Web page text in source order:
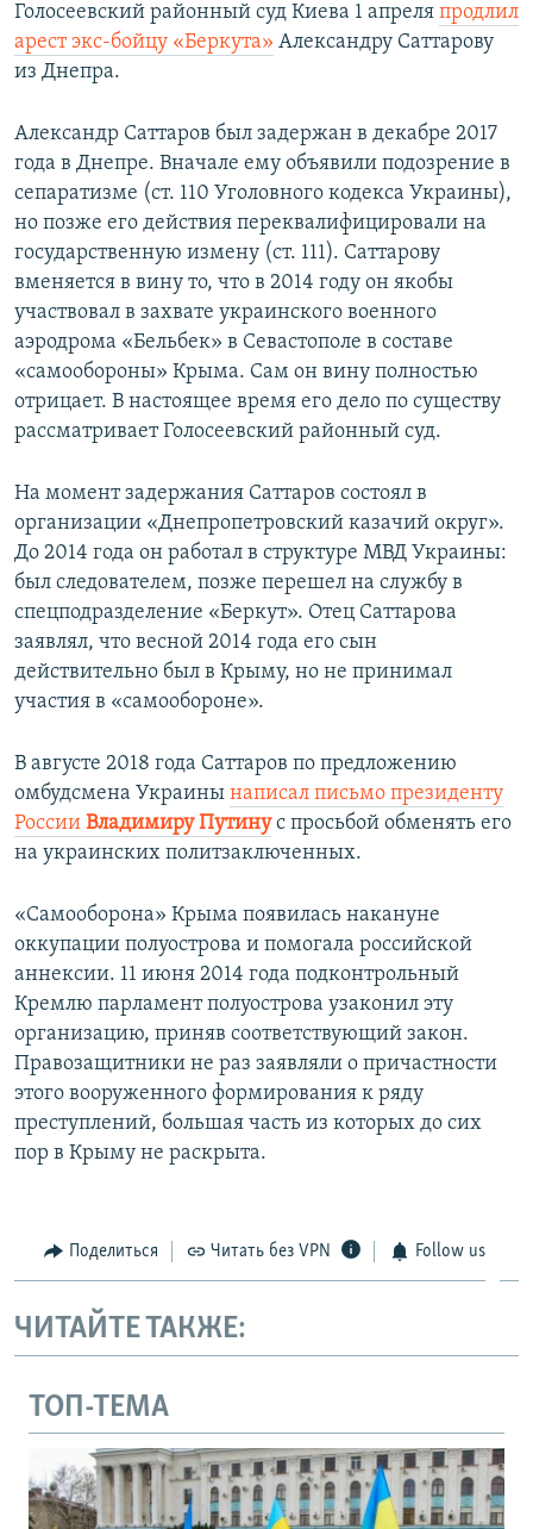
Голосеевский районный суд Киева 1 апреля продлил
арест экс-бойцу «Беркута» Александру Саттарову
из Днепра.
Александр Саттаров был задержан в декабре 2017
года в Днепре. Вначале ему объявили подозрение в
сепаратизме (ст. 110 Уголовного кодекса Украины),
но позже его действия переквалифицировали на
государственную измену (ст. 111). Саттарову
вменяется в вину то, что в 2014 году он якобы
участвовал в захвате украинского военного
аэродрома «Бельбек» в Севастополе в составе
«самообороны» Крыма. Сам он вину полностью
отрицает. В настоящее время его дело по существу
рассматривает Голосеевский районный суд.
На момент задержания Саттаров состоял в
организации «Днепропетровский казачий округ».
До 2014 года он работал в структуре МВД Украины:
был следователем, позже перешел на службу в
спецподразделение «Беркут». Отец Саттарова
заявлял, что весной 2014 года его сын
действительно был в Крыму, но не принимал
участия в «cамообороне».
В августе 2018 года Саттаров по предложению
омбудсмена Украины написал письмо президенту
России Владимиру Путинус просьбой обменять его
на украинских политзаключенных.
«Самооборона» Крыма появилась накануне
оккупации полуострова и помогала российской
аннексии. 11 июня 2014 года подконтрольный
Кремлю парламент полуострова узаконил эту
организацию, приняв соответствующий закон.
Правозащитники не раз заявляли о причастности
этого вооруженного формирования к ряду
преступлений, большая часть из которых до сих
пор в Крыму не раскрыта.
Поделиться Читать без VPN Follow us
ЧИТАЙТЕ ТАКЖЕ:
ТОП-ТЕМА